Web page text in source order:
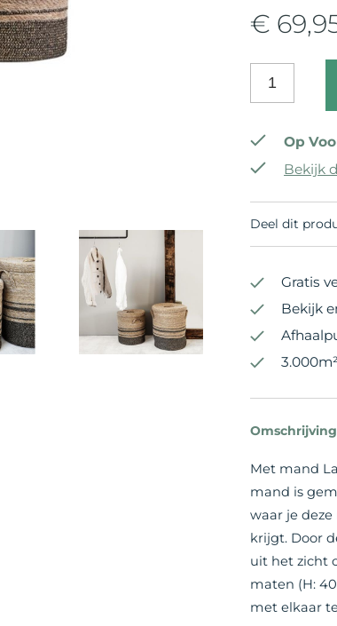
€
Op
Bekijk
Deel dit
Gratis
Bekijk
Omschrijving
Met mand
mand is
waar je
krijgt. Door
uit het zicht
maten (H:
met elkaar